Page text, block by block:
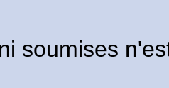
soumises